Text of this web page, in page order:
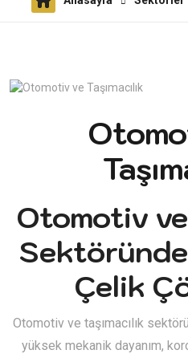
Otomotiv ve
Çelik
Otomotiv ve taşımacılık
yüksek mekanik dayanım,